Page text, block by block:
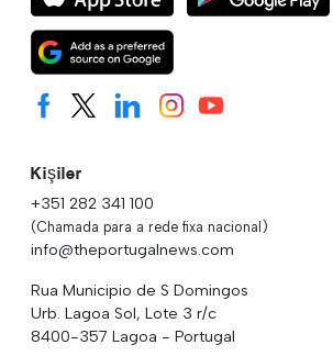
Kişiler
+351 282 341 100
(Chamada para a rede fixa nacional)
info@theportugalnews.com
Rua Municipio de S Domingos
Urb. Lagoa Sol, Lote 3 r/c
8400-357 Lagoa - Portugal